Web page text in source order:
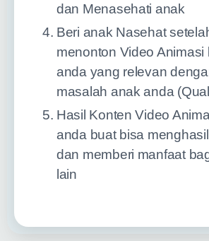
dan Menasehati anak
Beri anak Nasehat
menonton Video Animasi
anda yang relevan
masalah anak anda
Hasil Konten Video
anda buat bisa
dan memberi manfaat
lain